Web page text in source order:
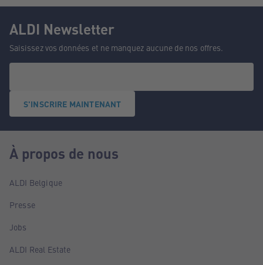
ALDI Newsletter
Saisissez vos données et ne manquez aucune de nos offres.
S'INSCRIRE MAINTENANT
À propos de nous
ALDI Belgique
Presse
Jobs
ALDI Real Estate